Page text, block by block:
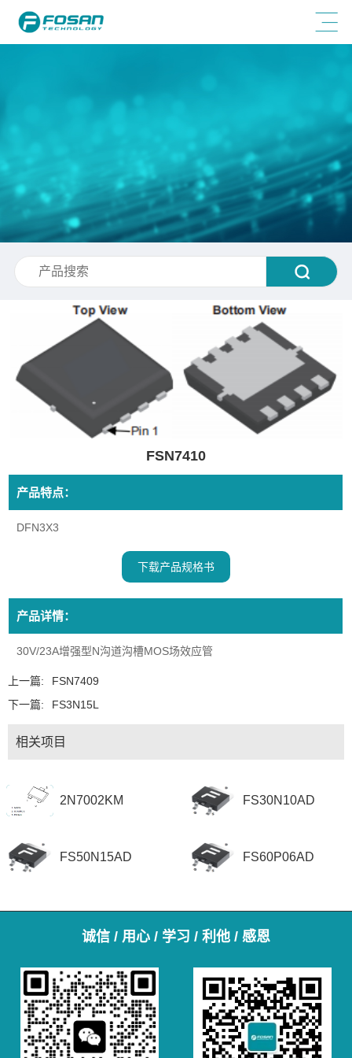
FSN7410
产品特点：
DFN3X3
下载产品规格书
产品详情：
30V/23A增强型N沟道沟槽MOS场效应管
上一篇:
FSN7409
下一篇:
FS3N15L
相关项目
2N7002KM FS30N10AD
FS50N15AD FS60P06AD
诚信 / 用心 / 学习 / 利他 / 感恩